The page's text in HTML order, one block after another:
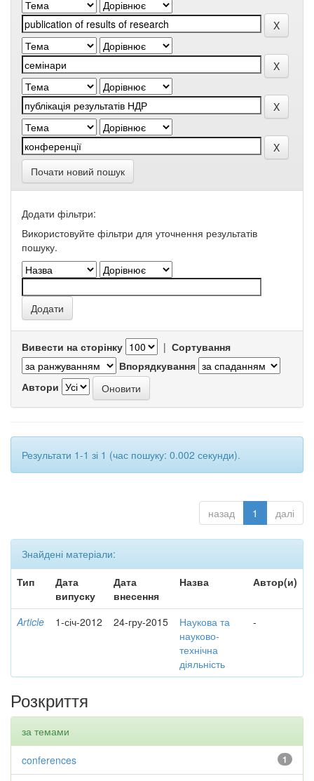
Почати новий пошук
Додати фільтри:
Використовуйте фільтри для уточнення результатів
пошуку.
Вивести на сторінку | Сортування
Впорядкування
Автори
Результати 1-1 зі 1 (час пошуку: 0.002 секунди).
назад 1 далі
Знайдені матеріали:
Тип
Дата
випуску
Дата
внесення
Назва Автор(и)
Article 1-січ-2012 24-гру-2015
Наукова та
науково-
технічна
діяльність
-
Розкриття
за темами
1
conferences